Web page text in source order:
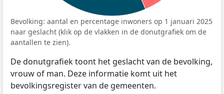
Bevolking: aantal en percentage inwoners op 1 januari 2025
naar geslacht (klik op de vlakken in de donutgrafiek om de
aantallen te zien).
De donutgrafiek toont het geslacht van de bevolking,
vrouw of man. Deze informatie komt uit het
bevolkingsregister van de gemeenten.